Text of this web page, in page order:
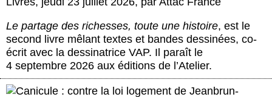
Le partage des richesses, toute une histoire, est le
second livre mêlant textes et bandes dessinées, co-
écrit avec la dessinatrice VAP. Il paraît le
4 septembre 2026 aux éditions de l’Atelier.